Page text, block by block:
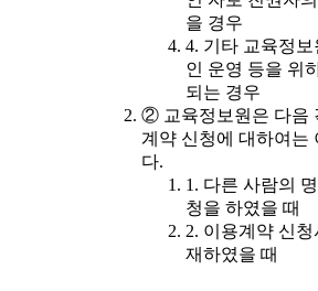
을 경우
4. 기타 교육정
인 운영 등을 위
되는 경우
② 교육정보원은 다음
계약 신청에 대하여는
다.
1. 다른 사람의
청을 하였을 때
2. 이용계약 신청
재하였을 때